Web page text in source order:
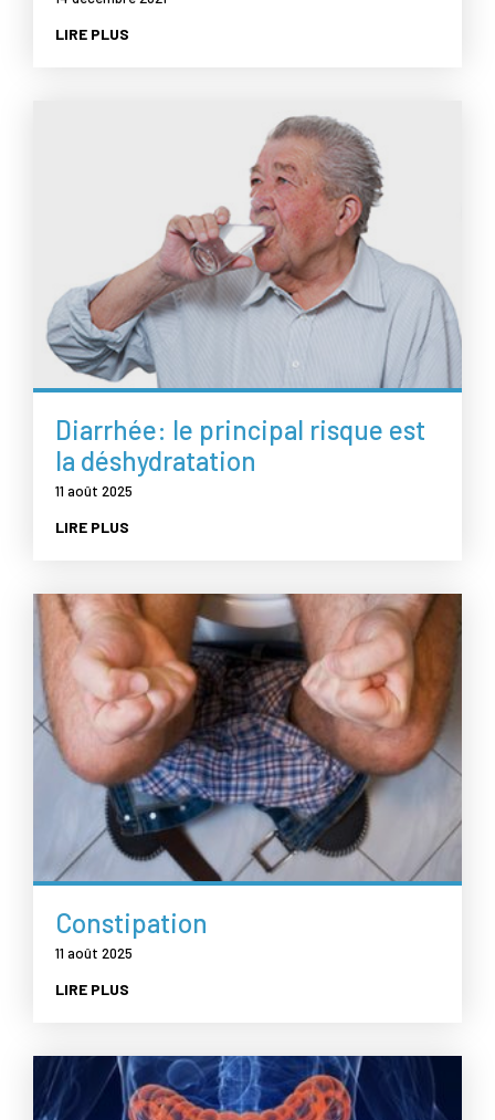
LIRE PLUS
Diarrhée: le principal risque est
la déshydratation
11 août 2025
LIRE PLUS
Constipation
11 août 2025
LIRE PLUS